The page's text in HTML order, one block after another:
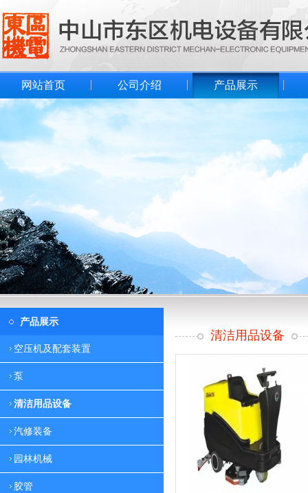
网站首页 公司介绍 产品展示
产品展示
空压机及配套装置
泵
清洁用品设备
汽修装备
园林机械
胶管
清洁用品设备